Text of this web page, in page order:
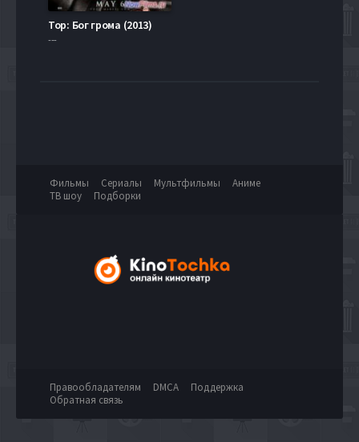
Тор: Бог грома (2013)
---
Фильмы Сериалы Мультфильмы
Аниме
ТВ шоу
Подборки
Правообладателям DMCA
Поддержка
Обратная связь